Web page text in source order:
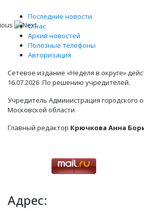
Последние новости
О нас
Архив новостей
Полезные телефоны
Авторизация
Сетевое издание «Неделя в округе»
16.07.2026 .По решению учредителей.
Учредитель Администрация городского
Московской области
Главный редактор Крючкова Анна
Адрес: